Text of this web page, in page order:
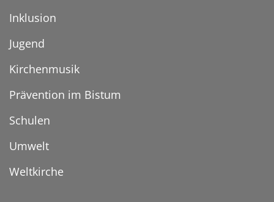
Inklusion
Jugend
Kirchenmusik
Prävention im Bistum
Schulen
Umwelt
Weltkirche